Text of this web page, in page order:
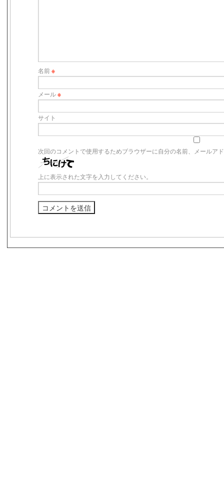
名前※
メール※
サイト
次回のコメントで使用するためブラウザーに自分の名前、メールア
上に表示された文字を入力してください。
s3